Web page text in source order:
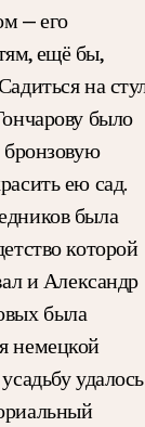
— его
ещё бы,
на
было
ею сад.
была
которой
и Александр
была
немецкой
удалось